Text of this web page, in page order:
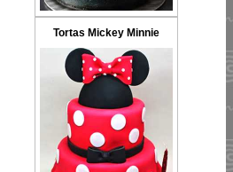
Tortas Mickey Minnie